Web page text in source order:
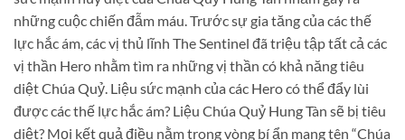
những cuộc chiến đẫm máu. Trước sự gia tăng của các thế
lực hắc ám, các vị thủ lĩnh The Sentinel đã triệu tập tất cả các
vị thần Hero nhằm tìm ra những vị thần có khả năng tiêu
diệt Chúa Quỷ. Liệu sức mạnh của các Hero có thể đẩy lùi
được các thế lực hắc ám? Liệu Chúa Quỷ Hung Tàn sẽ bị tiêu
diệt? Mọi kết quả điều nằm trong vòng bí ẩn mang tên “Chúa